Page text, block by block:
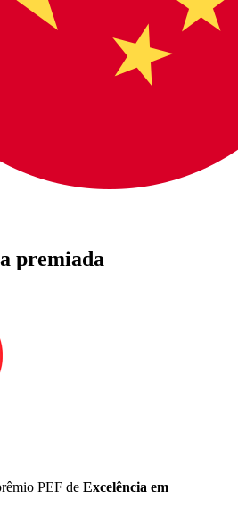
premiada
PEF de Excelência em